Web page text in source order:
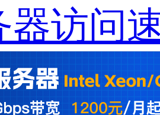
器访问